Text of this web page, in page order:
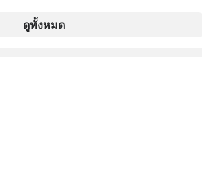
เตเดียม และยอดขายอัลบัมถล่มทลายจากวง
ดูทั้งหมด